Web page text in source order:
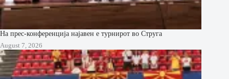
На прес-конференција најавен е турнирот во Струга
August 7, 2026